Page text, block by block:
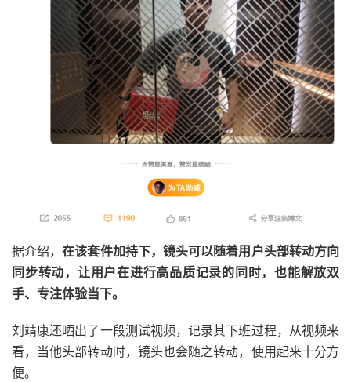
据介绍，在该套件加持下，镜头可以随着用户头部转动方向
同步转动，让用户在进行高品质记录的同时，也能解放双
手、专注体验当下。
刘靖康还晒出了一段测试视频，记录其下班过程，从视频来
看，当他头部转动时，镜头也会随之转动，使用起来十分方
便。